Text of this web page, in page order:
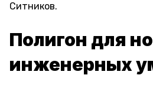
Ситников.
Полигон для
инженерных